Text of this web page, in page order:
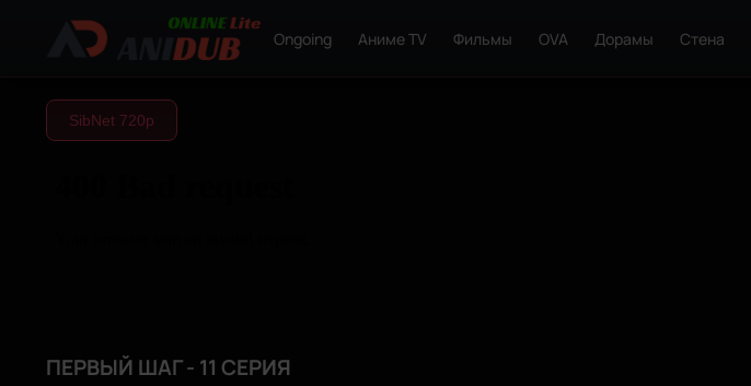
Ongoing Аниме TV Фильмы OVA Дорамы Стена
SibNet 720р
ПЕРВЫЙ ШАГ - 11 СЕРИЯ